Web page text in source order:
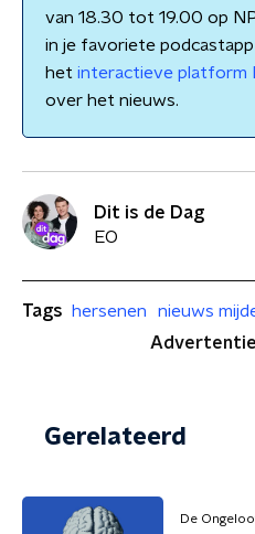
van 18.30 tot 19.00 op
in je favoriete
het interactieve platform
over het nieuws.
Dit is de Dag
EO
Tags hersenen
nieuws
Advertentie
Gerelateerd
De